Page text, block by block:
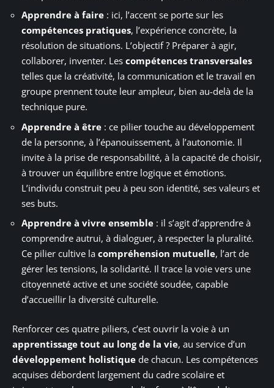
Apprendre à faire : ici, l’accent se porte sur les
compétences pratiques, l’expérience concrète, la
résolution de situations. L’objectif ? Préparer à agir,
collaborer, inventer. Les compétences transversales
telles que la créativité, la communication et le travail en
groupe prennent toute leur ampleur, bien au-delà de la
technique pure.
Apprendre à être : ce pilier touche au développement
de la personne, à l’épanouissement, à l’autonomie. Il
invite à la prise de responsabilité, à la capacité de choisir,
à trouver un équilibre entre logique et émotions.
L’individu construit peu à peu son identité, ses valeurs et
ses buts.
Apprendre à vivre ensemble : il s’agit d’apprendre à
comprendre autrui, à dialoguer, à respecter la pluralité.
Ce pilier cultive la compréhension mutuelle, l’art de
gérer les tensions, la solidarité. Il trace la voie vers une
citoyenneté active et une société soudée, capable
d’accueillir la diversité culturelle.
Renforcer ces quatre piliers, c’est ouvrir la voie à un
apprentissage tout au long de la vie, au service d’un
développement holistique de chacun. Les compétences
acquises débordent largement du cadre scolaire et